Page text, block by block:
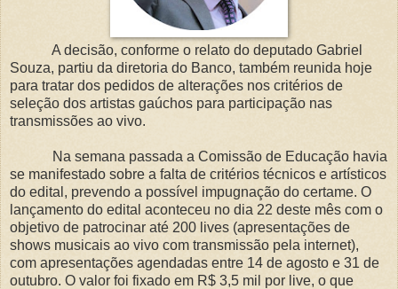
A decisão, conforme o relato do deputado Gabriel
Souza, partiu da diretoria do Banco, também reunida hoje
para tratar dos pedidos de alterações nos critérios de
seleção dos artistas gaúchos para participação nas
transmissões ao vivo.
Na semana passada a Comissão de Educação havia
se manifestado sobre a falta de critérios técnicos e artísticos
do edital, prevendo a possível impugnação do certame. O
lançamento do edital aconteceu no dia 22 deste mês com o
objetivo de patrocinar até 200 lives (apresentações de
shows musicais ao vivo com transmissão pela internet),
com apresentações agendadas entre 14 de agosto e 31 de
outubro. O valor foi fixado em R$ 3,5 mil por live, o que